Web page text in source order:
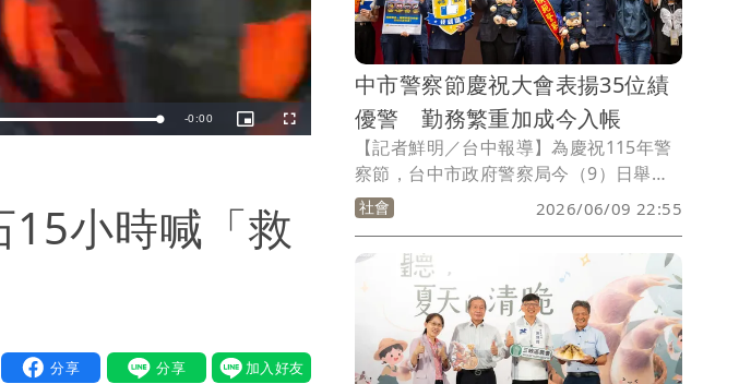
Remaining
-0:00
Picture-
in-
Fullscreen
小時喊「救
中市警察節慶祝大會表揚35位績
優警 勤務繁重加成今入帳
【記者鮮明／台中報導】為慶祝115年警
察節，台中市政府警察局今（9）日舉行
慶祝大會，感謝全體警察同仁長年辛勞與
付出，並表揚6位模範警察、6位警察獎章
代表及23位績優人員。副市長鄭照新在典
禮中宣布市府核定調高的「勤務繁重加
成」及刑事加給已於今日正式入帳，最高
每月可增加3880元，盼以實際行動成為基
層同仁最堅強的後盾。
社會 2026/06/09 22:55